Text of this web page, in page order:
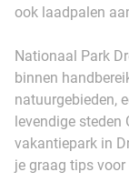
ook laadpalen
Nationaal Park
binnen
natuurgebieden,
levendige steden
vakantiepark in
je graag tips